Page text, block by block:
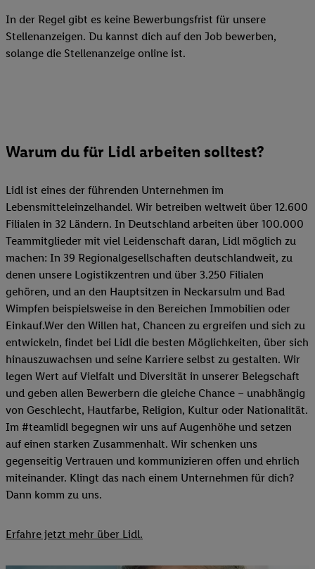
In der Regel gibt es keine Bewerbungsfrist für unsere
Stellenanzeigen. Du kannst dich auf den Job bewerben,
solange die Stellenanzeige online ist.
Warum du für Lidl arbeiten solltest?
Lidl ist eines der führenden Unternehmen im
Lebensmitteleinzelhandel. Wir betreiben weltweit über 12.600
Filialen in 32 Ländern. In Deutschland arbeiten über 100.000
Teammitglieder mit viel Leidenschaft daran, Lidl möglich zu
machen: In 39 Regionalgesellschaften deutschlandweit, zu
denen unsere Logistikzentren und über 3.250 Filialen
gehören, und an den Hauptsitzen in Neckarsulm und Bad
Wimpfen beispielsweise in den Bereichen Immobilien oder
Einkauf.Wer den Willen hat, Chancen zu ergreifen und sich zu
entwickeln, findet bei Lidl die besten Möglichkeiten, über sich
hinauszuwachsen und seine Karriere selbst zu gestalten. Wir
legen Wert auf Vielfalt und Diversität in unserer Belegschaft
und geben allen Bewerbern die gleiche Chance – unabhängig
von Geschlecht, Hautfarbe, Religion, Kultur oder Nationalität.
Im #teamlidl begegnen wir uns auf Augenhöhe und setzen
auf einen starken Zusammenhalt. Wir schenken uns
gegenseitig Vertrauen und kommunizieren offen und ehrlich
miteinander. Klingt das nach einem Unternehmen für dich?
Dann komm zu uns.​
Erfahre jetzt mehr über Lidl.